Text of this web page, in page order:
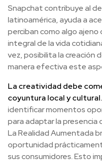
Snapchat contribuye al
latinoamérica, ayuda a
perciban como algo ajeno
integral de la vida
vez, posibilita la creación
manera efectiva este
La creatividad debe
coyuntura local y cultural.
identificar momentos
para adaptar la presencia
La Realidad Aumentada
oportunidad
sus consumidores. Esto